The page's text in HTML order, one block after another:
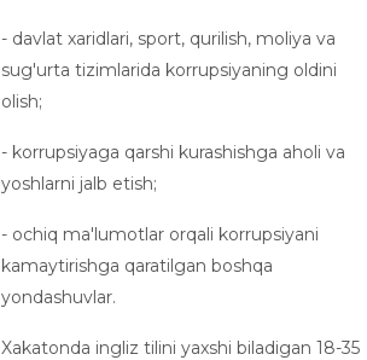
- davlat xaridlari, sport, qurilish, moliya va
sug'urta tizimlarida korrupsiyaning oldini
olish;
- korrupsiyaga qarshi kurashishga aholi va
yoshlarni jalb etish;
- ochiq ma'lumotlar orqali korrupsiyani
kamaytirishga qaratilgan boshqa
yondashuvlar.
Xakatonda ingliz tilini yaxshi biladigan 18-35